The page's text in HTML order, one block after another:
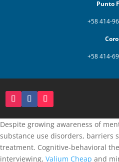
Punto
+58 414-
Coro
+58 414-
Despite growing awareness of
substance use disorders, barriers
treatment. Cognitive-behavioral
interviewing, Valium Cheap and